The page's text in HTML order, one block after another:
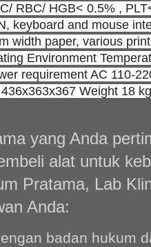
RBC/ HGB< 0.5% ,
keyboard and mouse
width paper, various
Environment
requirement AC 110-
Weight 18 kg
yang Anda
alat untuk
Pratama, Lab
Anda:
badan hukum